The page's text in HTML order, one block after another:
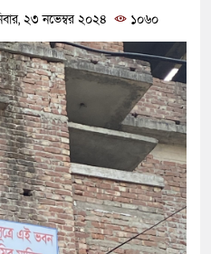
২৩ নভেম্বর ২০২৪
১০৬০